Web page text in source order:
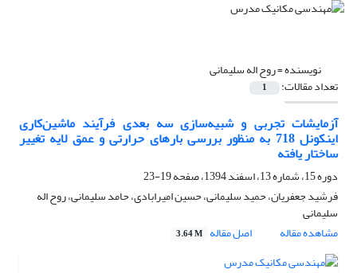
نویسنده =روح اله سلیمانی
تعداد مقالات: 1
آزمایشات تجربی و شبیه‌سازی سه بعدی فرآیند ماشین‌کاری
اینکونل 718 به منظور بررسی بارهای حرارتی و عمق لایه تغییر
ساختار یافته
دوره 15، شماره 13، اسفند 1394، صفحه
19-23
فرشید جعفریان، حمید سلیمانی، حسین امیرابادی، حامد سلیمانی، روح اله
سلیمانی
مشاهده مقاله
اصل مقاله 3.64 M